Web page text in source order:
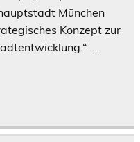
München
Konzept zur
…